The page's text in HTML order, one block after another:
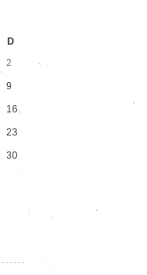
D
2
9
16
23
30